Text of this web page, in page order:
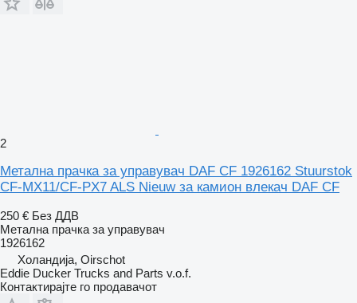
2
Метална прачка за управувач DAF CF 1926162 Stuurstok
CF-MX11/CF-PX7 ALS Nieuw за камион влекач DAF CF
250 € Без ДДВ
Метална прачка за управувач
1926162
Холандија, Oirschot
Eddie Ducker Trucks and Parts v.o.f.
Контактирајте го продавачот